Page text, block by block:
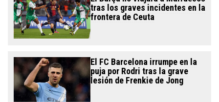
tras los graves incidentes en la
frontera de Ceuta
El FC Barcelona irrumpe en la
puja por Rodri tras la grave
lesión de Frenkie de Jong